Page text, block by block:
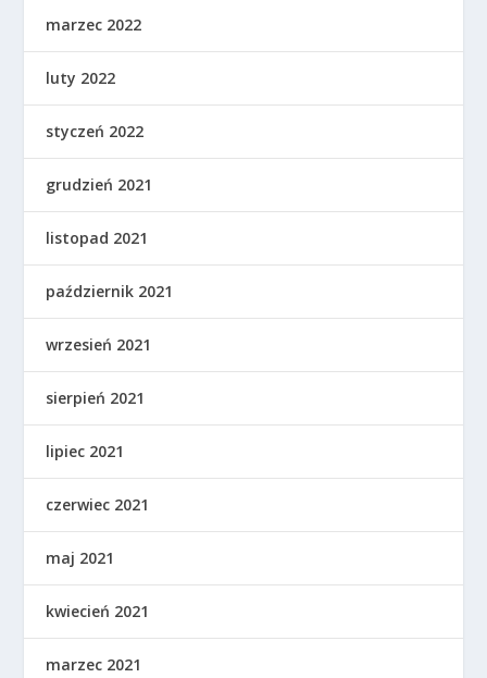
marzec 2022
luty 2022
styczeń 2022
grudzień 2021
listopad 2021
październik 2021
wrzesień 2021
sierpień 2021
lipiec 2021
czerwiec 2021
maj 2021
kwiecień 2021
marzec 2021